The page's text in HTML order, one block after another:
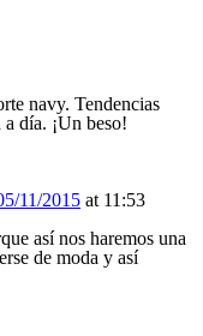
navy. Tendencias
día. ¡Un beso!
11/2015 at 11:53
así nos haremos una
de moda y así